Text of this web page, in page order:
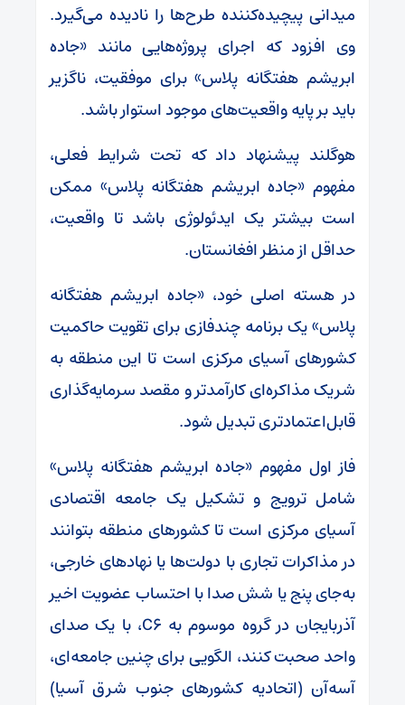
میدانی پیچیده‌کننده طرح‌ها را نادیده می‌گیرد.
وی افزود که اجرای پروژه‌هایی مانند «جاده
ابریشم هفتگانه پلاس» برای موفقیت، ناگزیر
باید بر پایه واقعیت‌های موجود استوار باشد.
هوگلند پیشنهاد داد که تحت شرایط فعلی،
مفهوم «جاده ابریشم هفتگانه پلاس» ممکن
است بیشتر یک ایدئولوژی باشد تا واقعیت،
حداقل از منظر افغانستان.
در هسته اصلی خود، «جاده ابریشم هفتگانه
پلاس» یک برنامه چندفازی برای تقویت حاکمیت
کشورهای آسیای مرکزی است تا این منطقه به
شریک مذاکره‌ای کارآمدتر و مقصد سرمایه‌گذاری
قابل‌اعتمادتری تبدیل شود.
فاز اول مفهوم «جاده ابریشم هفتگانه پلاس»
شامل ترویج و تشکیل یک جامعه اقتصادی
آسیای مرکزی است تا کشورهای منطقه بتوانند
در مذاکرات تجاری با دولت‌ها یا نهادهای خارجی،
به‌جای پنج یا شش صدا با احتساب عضویت اخیر
آذربایجان در گروه موسوم به C6، با یک صدای
واحد صحبت کنند، الگویی برای چنین جامعه‌ای،
آسه‌آن (اتحادیه کشورهای جنوب شرق آسیا)